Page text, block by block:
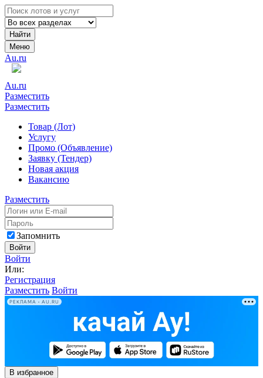
Найти
Меню
Au.ru
Au.ru
Разместить
Разместить
Товар (Лот)
Услугу
Промо (Объявление)
Заявку (Тендер)
Новая акция
Вакансию
Разместить
Запомнить
Войти
Войти
Или:
Регистрация
Разместить Войти
РЕКЛАМА • AU.RU
В избранное